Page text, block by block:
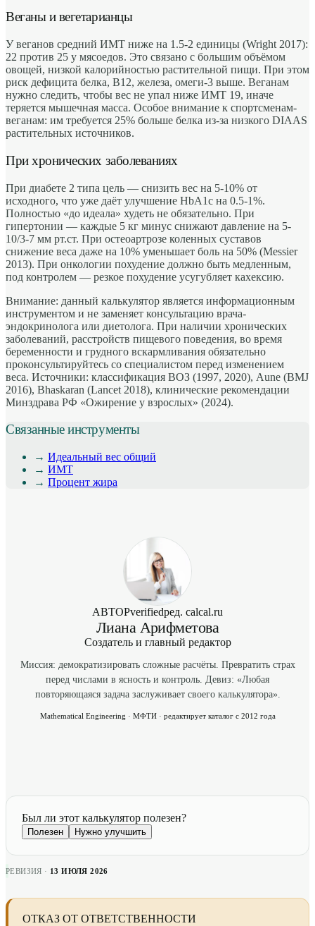
Веганы и вегетарианцы
У веганов средний ИМТ ниже на 1.5-2 единицы (Wright 2017):
22 против 25 у мясоедов. Это связано с большим объёмом
овощей, низкой калорийностью растительной пищи. При этом
риск дефицита белка, B12, железа, омеги-3 выше. Веганам
нужно следить, чтобы вес не упал ниже ИМТ 19, иначе
теряется мышечная масса. Особое внимание к спортсменам-
веганам: им требуется 25% больше белка из-за низкого DIAAS
растительных источников.
При хронических заболеваниях
При диабете 2 типа цель — снизить вес на 5-10% от
исходного, что уже даёт улучшение HbA1c на 0.5-1%.
Полностью «до идеала» худеть не обязательно. При
гипертонии — каждые 5 кг минус снижают давление на 5-
10/3-7 мм рт.ст. При остеоартрозе коленных суставов
снижение веса даже на 10% уменьшает боль на 50% (Messier
2013). При онкологии похудение должно быть медленным,
под контролем — резкое похудение усугубляет кахексию.
Внимание: данный калькулятор является информационным
инструментом и не заменяет консультацию врача-
эндокринолога или диетолога. При наличии хронических
заболеваний, расстройств пищевого поведения, во время
беременности и грудного вскармливания обязательно
проконсультируйтесь со специалистом перед изменением
веса. Источники: классификация ВОЗ (1997, 2020), Aune (BMJ
2016), Bhaskaran (Lancet 2018), клинические рекомендации
Минздрава РФ «Ожирение у взрослых» (2024).
Связанные инструменты
→ Идеальный вес общий
→ ИМТ
→ Процент жира
АВТОРverifiedред. calcal.ru
Лиана Арифметова
Создатель и главный редактор
Миссия: демократизировать сложные расчёты. Превратить страх
перед числами в ясность и контроль. Девиз: «Любая
повторяющаяся задача заслуживает своего калькулятора».
Mathematical Engineering · МФТИ · редактирует каталог с 2012 года
Был ли этот калькулятор полезен?
Полезен Нужно улучшить
РЕВИЗИЯ · 13 ИЮЛЯ 2026
ОТКАЗ ОТ ОТВЕТСТВЕННОСТИ